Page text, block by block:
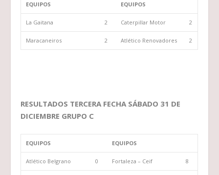
EQUIPOS EQUIPOS
La Gaitana 2 Caterpillar Motor 2
Maracaneiros 2 Atlético Renovadores 2
RESULTADOS TERCERA FECHA SÁBADO 31 DE
DICIEMBRE GRUPO C
EQUIPOS EQUIPOS
Atlético Belgrano 0 Fortaleza – Ceif 8